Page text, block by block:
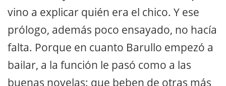
vino a explicar quién era el chico. Y ese
prólogo, además poco ensayado, no hacía
falta. Porque en cuanto Barullo empezó a
bailar, a la función le pasó como a las
buenas novelas: que beben de otras más